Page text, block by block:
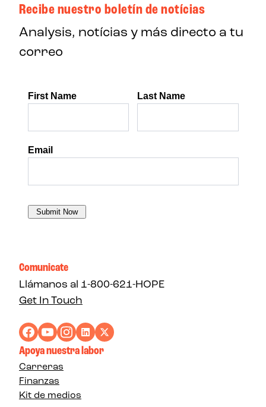
Recibe nuestro boletín de notícias
Analysis, notícias y más directo a tu
correo
Comunicate
Llámanos al 1-800-621-HOPE
Get In Touch
Apoya nuestra labor
Carreras
Finanzas
Kit de medios